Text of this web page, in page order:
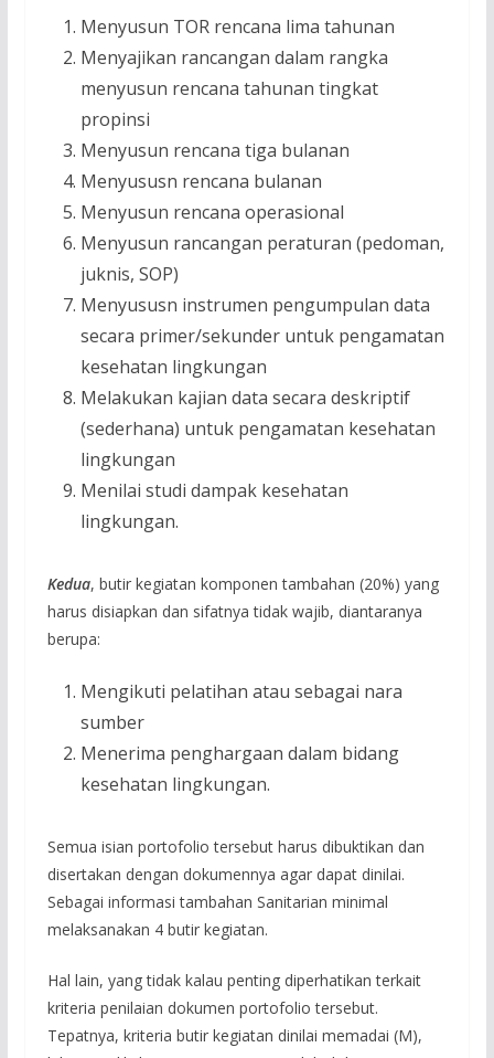
Menyusun TOR rencana lima tahunan
Menyajikan rancangan dalam rangka
menyusun rencana tahunan tingkat
propinsi
Menyusun rencana tiga bulanan
Menyususn rencana bulanan
Menyusun rencana operasional
Menyusun rancangan peraturan (pedoman,
juknis, SOP)
Menyususn instrumen pengumpulan data
secara primer/sekunder untuk pengamatan
kesehatan lingkungan
Melakukan kajian data secara deskriptif
(sederhana) untuk pengamatan kesehatan
lingkungan
Menilai studi dampak kesehatan
lingkungan.
Kedua, butir kegiatan komponen tambahan (20%) yang
harus disiapkan dan sifatnya tidak wajib, diantaranya
berupa:
Mengikuti pelatihan atau sebagai nara
sumber
Menerima penghargaan dalam bidang
kesehatan lingkungan.
Semua isian portofolio tersebut harus dibuktikan dan
disertakan dengan dokumennya agar dapat dinilai.
Sebagai informasi tambahan Sanitarian minimal
melaksanakan 4 butir kegiatan.
Hal lain, yang tidak kalau penting diperhatikan terkait
kriteria penilaian dokumen portofolio tersebut.
Tepatnya, kriteria butir kegiatan dinilai memadai (M),